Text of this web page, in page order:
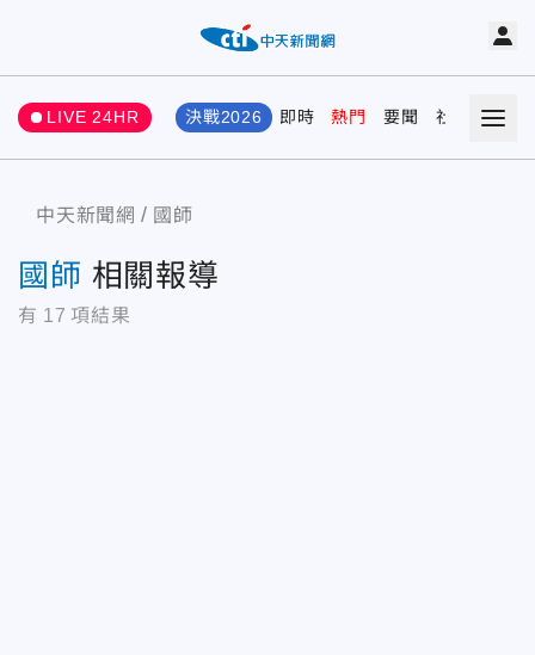
LIVE 24HR 決戰2026 即時 熱門 要聞 社會 娛樂
中天新聞網 國師
國師 相關報導
有 17 項結果